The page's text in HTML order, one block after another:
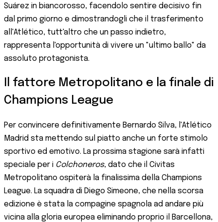
Suárez in biancorosso, facendolo sentire decisivo fin
dal primo giorno e dimostrandogli che il trasferimento
all'Atlético, tutt'altro che un passo indietro,
rappresenta l'opportunità di vivere un "ultimo ballo" da
assoluto protagonista.
Il fattore Metropolitano e la finale di
Champions League
Per convincere definitivamente Bernardo Silva, l'Atlético
Madrid sta mettendo sul piatto anche un forte stimolo
sportivo ed emotivo. La prossima stagione sarà infatti
speciale per i Colchoneros, dato che il Civitas
Metropolitano ospiterà la finalissima della Champions
League. La squadra di Diego Simeone, che nella scorsa
edizione è stata la compagine spagnola ad andare più
vicina alla gloria europea eliminando proprio il Barcellona,